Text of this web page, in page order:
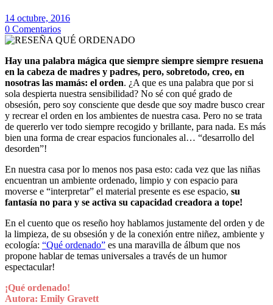
14 octubre, 2016
0 Comentarios
Hay una palabra mágica que siempre siempre siempre resuena
en la cabeza de madres y padres, pero, sobretodo, creo, en
nosotras las mamás: el orden. ¿A que es una palabra que por si
sola despierta nuestra sensibilidad? No sé con qué grado de
obsesión, pero soy consciente que desde que soy madre busco crear
y recrear el orden en los ambientes de nuestra casa. Pero no se trata
de quererlo ver todo siempre recogido y brillante, para nada. Es más
bien una forma de crear espacios funcionales al… “desarrollo del
desorden”!
En nuestra casa por lo menos nos pasa esto: cada vez que las niñas
encuentran un ambiente ordenado, limpio y con espacio para
moverse e “interpretar” el material presente es ese espacio, su
fantasía no para y se activa su capacidad creadora a tope!
En el cuento que os reseño hoy hablamos justamente del orden y de
la limpieza, de su obsesión y de la conexión entre niñez, ambiente y
ecología: “Qué ordenado” es una maravilla de álbum que nos
propone hablar de temas universales a través de un humor
espectacular!
¡Qué ordenado!
Autora: Emily Gravett